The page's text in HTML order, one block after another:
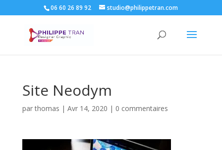
06 60 26 89 92 studio@philippetran.com
Site Neodym
parthomas | Avr 14, 2020 | 0 commentaires